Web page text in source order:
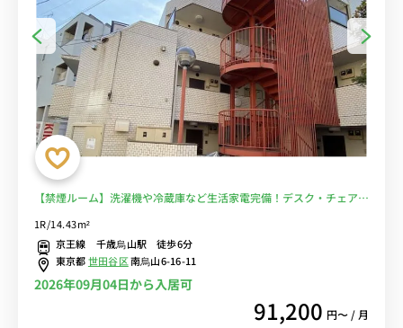
【禁煙ルーム】洗濯機や冷蔵庫など生活家電完備！デスク・チェアの
ばすけっとまで徒歩約3分/日本女子体育大学や白百合女子大学まで徒
歩通学■選べるWi-Fi格安レンタル中！
1R/14.43m²
京王線 千歳烏山駅 徒歩6分
東京都世田谷区南烏山6-16-11
2026年09月04日から入居可
91,200 円〜 / 月